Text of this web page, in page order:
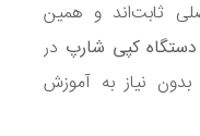
ثابت‌اند و همین
دستگاه کپی شارپ در
نیاز به آموزش